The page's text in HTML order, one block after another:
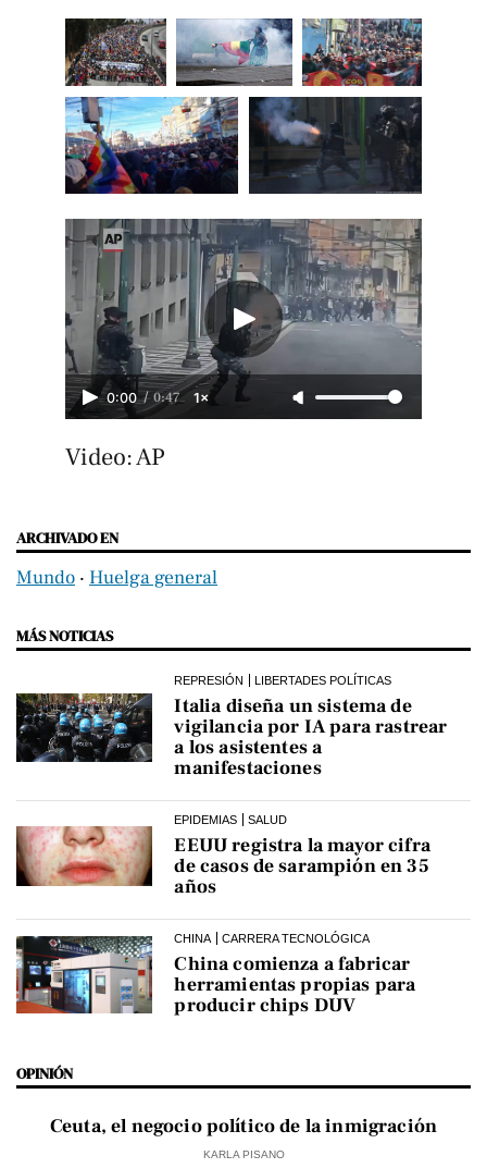
0:00 / 0:47 1×
Video: AP
ARCHIVADO EN
Mundo ‧ Huelga general
MÁS NOTICIAS
REPRESIÓN LIBERTADES POLÍTICAS
Italia diseña un sistema de
vigilancia por IA para rastrear
a los asistentes a
manifestaciones
EPIDEMIAS SALUD
EEUU registra la mayor cifra
de casos de sarampión en 35
años
CHINA CARRERA TECNOLÓGICA
China comienza a fabricar
herramientas propias para
producir chips DUV
OPINIÓN
Ceuta, el negocio político de la inmigración
KARLA PISANO